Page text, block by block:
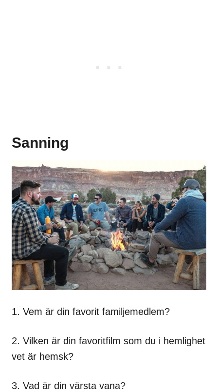
Sanning
1. Vem är din favorit familjemedlem?
2. Vilken är din favoritfilm som du i hemlighet
vet är hemsk?
3. Vad är din värsta vana?